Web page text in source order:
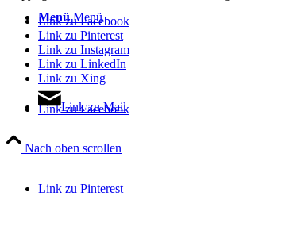
Menü Menü
Link zu Facebook
Link zu Pinterest
Link zu Facebook
Link zu Pinterest
Link zu Instagram
Link zu LinkedIn
Link zu Xing
Link zu Mail
Nach oben scrollen